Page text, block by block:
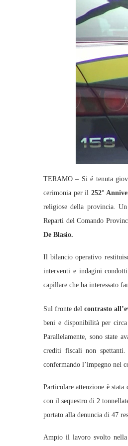
TERAMO – Si é tenuta
cerimonia per il 252°
religiose della provincia.
Reparti del Comando
De Blasio.
Il bilancio operativo
interventi e indagini
capillare che ha interessato
Sul fronte delcontrasto
beni e disponibilità per
Parallelamente, sono state
crediti fiscali non
confermando l’impegno nel
Particolare attenzione è stata
con il sequestro di 2
portato alla denuncia di 47
Ampio il lavoro svolto nella